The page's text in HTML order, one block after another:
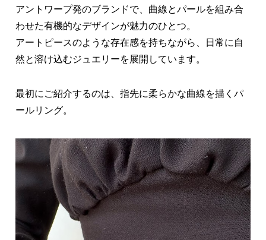
アントワープ発のブランドで、曲線とパールを組み合
わせた有機的なデザインが魅力のひとつ。
アートピースのような存在感を持ちながら、日常に自
然と溶け込むジュエリーを展開しています。
最初にご紹介するのは、指先に柔らかな曲線を描くパ
ールリング。